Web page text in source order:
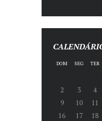
DOM SEG TER
2
3 4
9
10 11
16
17 18